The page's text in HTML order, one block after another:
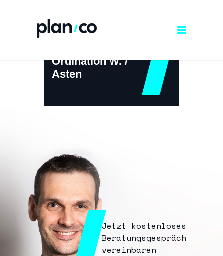
← ZURÜCK ZUR ÜBERSICHT
Ordination W. /
Asten
Jetzt kostenloses
Beratungsgespräch
vereinbaren